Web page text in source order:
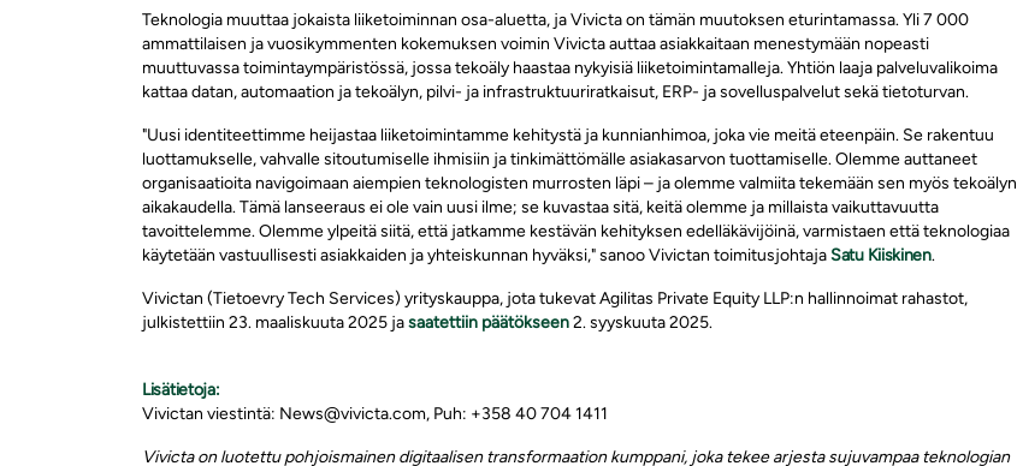
Teknologia muuttaa jokaista liiketoiminnan osa-aluetta, ja Vivicta on tämän muutoksen eturintamassa. Yli 7 000
ammattilaisen ja vuosikymmenten kokemuksen voimin Vivicta auttaa asiakkaitaan menestymään nopeasti
muuttuvassa toimintaympäristössä, jossa tekoäly haastaa nykyisiä liiketoimintamalleja. Yhtiön laaja palveluvalikoima
kattaa datan, automaation ja tekoälyn, pilvi- ja infrastruktuuriratkaisut, ERP- ja sovelluspalvelut sekä tietoturvan.
"Uusi identiteettimme heijastaa liiketoimintamme kehitystä ja kunnianhimoa, joka vie meitä eteenpäin. Se rakentuu
luottamukselle, vahvalle sitoutumiselle ihmisiin ja tinkimättömälle asiakasarvon tuottamiselle. Olemme auttaneet
organisaatioita navigoimaan aiempien teknologisten murrosten läpi – ja olemme valmiita tekemään sen myös tekoälyn
aikakaudella. Tämä lanseeraus ei ole vain uusi ilme; se kuvastaa sitä, keitä olemme ja millaista vaikuttavuutta
tavoittelemme. Olemme ylpeitä siitä, että jatkamme kestävän kehityksen edelläkävijöinä, varmistaen että teknologiaa
käytetään vastuullisesti asiakkaiden ja yhteiskunnan hyväksi," sanoo Vivictan toimitusjohtajaSatu Kiiskinen.
Vivictan (Tietoevry Tech Services) yrityskauppa, jota tukevat Agilitas Private Equity LLP:n hallinnoimat rahastot,
julkistettiin 23. maaliskuuta 2025 jasaatettiin päätökseen2. syyskuuta 2025.
Lisätietoja:
Vivictan viestintä: News@vivicta.com, Puh: +358 40 704 1411
Vivicta on luotettu pohjoismainen digitaalisen transformaation kumppani, joka tekee arjesta sujuvampaa teknologian